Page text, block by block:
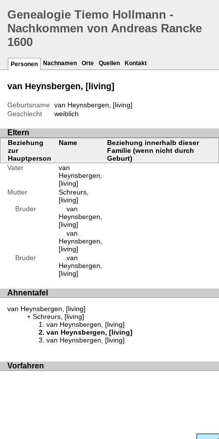
Genealogie Tiemo Hollmann -
Nachkommen von Andreas Rancke
1600
Personen Nachnamen Orte Quellen Kontakt
van Heynsbergen, [living]
Geburtsname
van Heynsbergen, [living]
Geschlecht
weiblich
Eltern
Beziehung
zur
Hauptperson
Name
Beziehung innerhalb dieser
Familie (wenn nicht durch
Geburt)
Vater
van
Heynsbergen,
[living]
Mutter
Schreurs,
[living]
Bruder
van
Heynsbergen,
[living]
van
Heynsbergen,
[living]
Bruder
van
Heynsbergen,
[living]
Ahnentafel
van Heynsbergen, [living]
Schreurs, [living]
van Heynsbergen, [living]
van Heynsbergen, [living]
van Heynsbergen, [living]
Vorfahren